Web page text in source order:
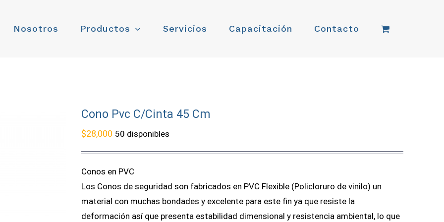
Nosotros Productos Servicios Capacitación Contacto
Cono Pvc C/Cinta 45 Cm
$28,000 50 disponibles
Conos en PVC
Los Conos de seguridad son fabricados en PVC Flexible (Policloruro de vinilo) un
material con muchas bondades y excelente para este fin ya que resiste la
deformación así que presenta estabilidad dimensional y resistencia ambiental, lo que